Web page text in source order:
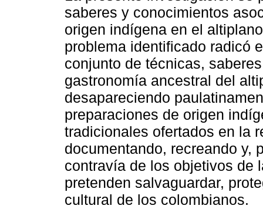
saberes y conocimientos
origen indígena en el
problema identificado radicó
conjunto de técnicas,
gastronomía ancestral del
desapareciendo
preparaciones de origen
tradicionales ofertados en la
documentando, recreando y,
contravía de los objetivos de
pretenden salvaguardar,
cultural de los colombianos.